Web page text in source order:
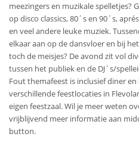
meezingers en muzikale spelletjes?
op disco classics, 80´s en 90´s,
en veel andere leuke muziek.
elkaar aan op de dansvloer en bij
toch de meisjes? De avond zit vol
tussen het publiek en de DJ´s/
Fout themafeest is inclusief diner
verschillende feestlocaties in
eigen feestzaal.Wil je meer weten
vrijblijvend meer informatie aan
button.